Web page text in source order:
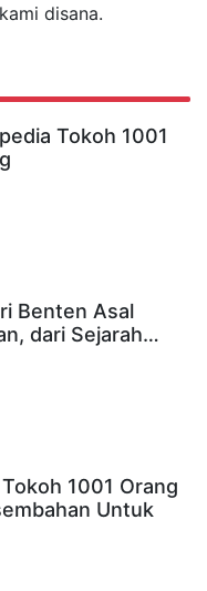
disana.
Tokoh 1001
Benten Asal
dari Sejarah…
1001 Orang
Untuk